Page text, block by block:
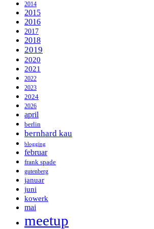
2014
2015
2016
2017
2018
2019
2020
2021
2022
2023
2024
2026
april
berlin
bernhard kau
blogging
februar
frank spade
gutenberg
januar
juni
kowerk
mai
meetup